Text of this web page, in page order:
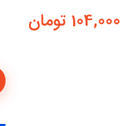
104,000 تومان